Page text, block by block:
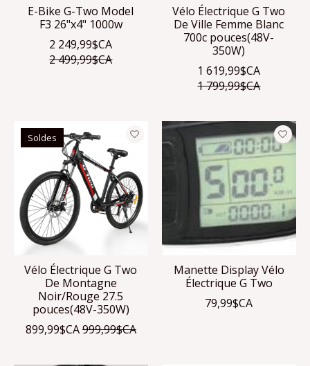
E-Bike G-Two Model
F3 26"x4" 1000w
2 249,99$CA
2 499,99$CA
Vélo Électrique G Two
De Ville Femme Blanc
700c pouces(48V-
350W)
1 619,99$CA
1 799,99$CA
Soldes
Vélo Électrique G Two
De Montagne
Noir/Rouge 27.5
pouces(48V-350W)
899,99$CA999,99$CA
Manette Display Vélo
Électrique G Two
79,99$CA